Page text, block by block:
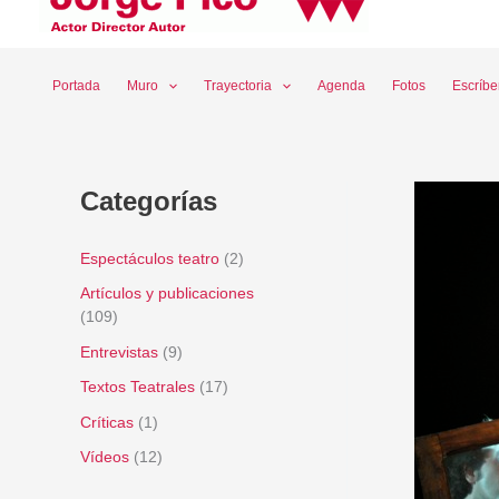
Portada Muro Trayectoria Agenda Fotos
Categorías
Espectáculos teatro (2)
Artículos y publicaciones
(109)
Entrevistas (9)
Textos Teatrales (17)
Críticas (1)
Vídeos (12)